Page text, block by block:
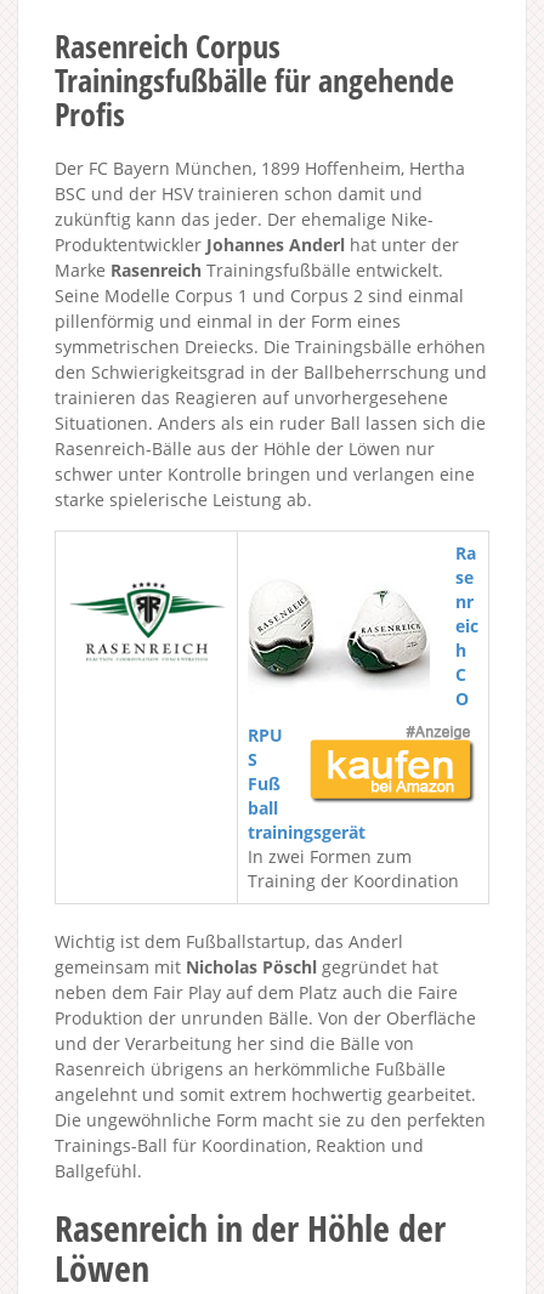
Rasenreich Corpus
Trainingsfußbälle für angehende
Profis
Der FC Bayern München, 1899 Hoffenheim, Hertha
BSC und der HSV trainieren schon damit und
zukünftig kann das jeder. Der ehemalige Nike-
Produktentwickler Johannes Anderl hat unter der
Marke Rasenreich Trainingsfußbälle entwickelt.
Seine Modelle Corpus 1 und Corpus 2 sind einmal
pillenförmig und einmal in der Form eines
symmetrischen Dreiecks. Die Trainingsbälle erhöhen
den Schwierigkeitsgrad in der Ballbeherrschung und
trainieren das Reagieren auf unvorhergesehene
Situationen. Anders als ein ruder Ball lassen sich die
Rasenreich-Bälle aus der Höhle der Löwen nur
schwer unter Kontrolle bringen und verlangen eine
starke spielerische Leistung ab.
Ra
se
nr
eic
h
C
O
RPU
S
Fuß
ball
trainingsgerät
In zwei Formen zum
Training der Koordination
Wichtig ist dem Fußballstartup, das Anderl
gemeinsam mit Nicholas Pöschl gegründet hat
neben dem Fair Play auf dem Platz auch die Faire
Produktion der unrunden Bälle. Von der Oberfläche
und der Verarbeitung her sind die Bälle von
Rasenreich übrigens an herkömmliche Fußbälle
angelehnt und somit extrem hochwertig gearbeitet.
Die ungewöhnliche Form macht sie zu den perfekten
Trainings-Ball für Koordination, Reaktion und
Ballgefühl.
Rasenreich in der Höhle der
Löwen